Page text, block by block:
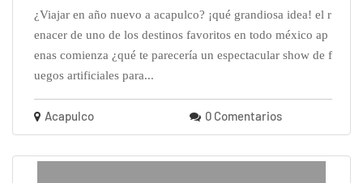
¿viajar en año nuevo a acapulco? ¡qué grandiosa idea! el r
enacer de uno de los destinos favoritos en todo méxico ap
enas comienza ¿qué te parecería un espectacular show de f
uegos artificiales para...
Acapulco 0 Comentarios